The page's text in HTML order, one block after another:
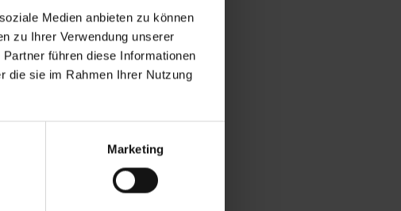
Medien anbieten zu können
zu Ihrer Verwendung unserer
führen diese Informationen
die sie im Rahmen Ihrer Nutzung
Marketing